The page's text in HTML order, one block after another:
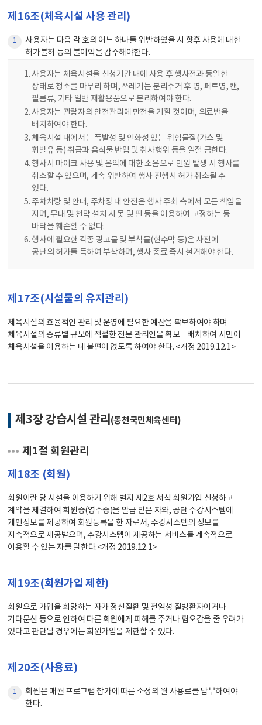
제16조(체육시설 사용 관리)
1
사용자는 다음 각 호의 어느 하나를 위반하였을 시 향후 사용에 대한
허가불허 등의 불이익을 감수해야한다.
사용자는 체육시설을 신청기간 내에 사용 후 행사전과 동일한
상태로 청소를 마무리 하며, 쓰레기는 분리수거 후 병, 페트병, 캔,
필름류, 기타 일반 재활용품으로 분리하여야 한다.
사용자는 관람자의 안전관리에 만전을 기할 것이며, 의료반을
배치하여야 한다.
체육시설 내에서는 폭발성 및 인화성 있는 위험물질(가스 및
휘발유 등) 취급과 음식물 반입 및 취사행위 등을 일절 금한다.
행사시 마이크 사용 및 음악에 대한 소음으로 민원 발생 시 행사를
취소할 수 있으며, 계속 위반하여 행사 진행시 허가 취소될 수
있다.
주차차량 및 안내, 주차장 내 안전은 행사 주최 측에서 모든 책임을
지며, 무대 및 천막 설치 시 못 및 핀 등을 이용하여 고정하는 등
바닥을 훼손할 수 없다.
행사에 필요한 각종 광고물 및 부착물(현수막 등)은 사전에
공단의 허가를 득하여 부착하며, 행사 종료 즉시 철거해야 한다.
제17조(시설물의 유지관리)
체육시설의 효율적인 관리 및 운영에 필요한 예산을 확보하여야 하며
체육시설의 종류별 규모에 적절한 전문 관리인을 확보·배치하여 시민이
체육시설을 이용하는 데 불편이 없도록 하여야 한다. <개정 2019.12.1>
제3장 강습시설 관리 (동천국민체육센터)
제1절 회원관리
제18조 (회원)
회원이란 당 시설을 이용하기 위해 별지 제2호 서식 회원가입 신청하고
계약을 체결하여 회원증(영수증)을 발급 받은 자와, 공단 수강시스템에
개인정보를 제공하여 회원등록을 한 자로서, 수강시스템의 정보를
지속적으로 제공받으며, 수강시스템이 제공하는 서비스를 계속적으로
이용할 수 있는 자를 말한다.<개정 2019.12.1>
제19조(회원가입 제한)
회원으로 가입을 희망하는 자가 정신질환 및 전염성 질병환자이거나
기타문신 등으로 인하여 다른 회원에게 피해를 주거나 혐오감을 줄 우려가
있다고 판단될 경우에는 회원가입을 제한할 수 있다.
제20조(사용료)
1
회원은 매월 프로그램 참가에 따른 소정의 월 사용료를 납부하여야
한다.